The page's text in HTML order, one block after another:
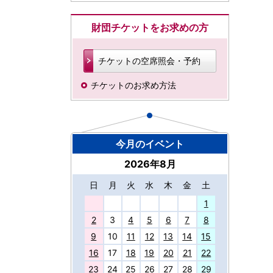
財団チケットをお求めの方
チケットの空席照会・予約
チケットのお求め方法
今月のイベント
2026年8月
日 月 火 水 木 金
土
1
2
3 4 5 6 7
8
9
10 11 12 13 14
15
16
17 18 19 20 21
22
23
24 25 26 27 28 29